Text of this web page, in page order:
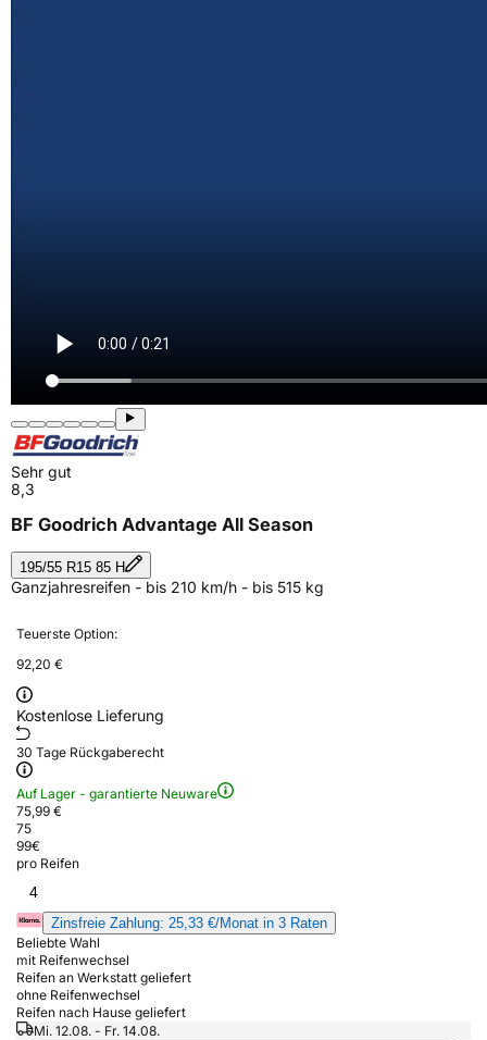
Sehr gut
8,3
BF Goodrich Advantage All Season
195/55 R15 85 H
Ganzjahresreifen - bis 210 km/h - bis 515 kg
Teuerste Option:
92,20 €
Kostenlose Lieferung
30 Tage Rückgaberecht
Auf Lager - garantierte Neuware
75,99 €
75
99€
pro Reifen
4
Zinsfreie Zahlung: 25,33 €/Monat in 3 Raten
Beliebte Wahl
mit Reifenwechsel
Reifen an Werkstatt geliefert
ohne Reifenwechsel
Reifen nach Hause geliefert
Mi. 12.08. - Fr. 14.08.